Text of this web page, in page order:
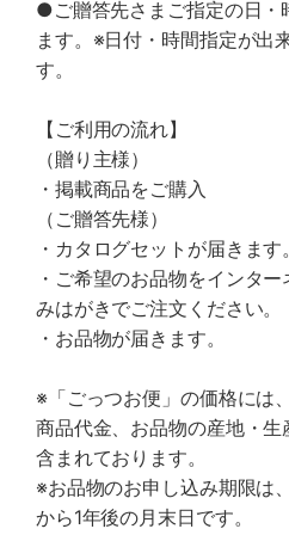
●ご贈答先さまご指定の日・
ます。※日付・時間指定が出
す。
【ご利用の流れ】
（贈り主様）
・掲載商品をご購入
（ご贈答先様）
・カタログセットが届きます。
・ご希望のお品物をインタ
みはがきでご注文ください。
・お品物が届きます。
※「ごっつお便」の価格には
商品代金、お品物の産地・
含まれております。
※お品物のお申し込み期限は
から1年後の月末日です。